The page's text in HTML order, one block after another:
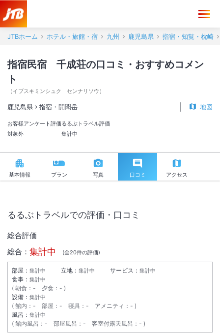
JTBホーム ホテル・旅館・宿 九州 鹿児島県 指宿・知覧・枕崎
指宿民宿 千成荘の口コミ・おすすめコメン
ト
（ イブスキミンシュク センナリソウ ）
鹿児島県 指宿・開聞岳 地図
お客様アンケート評価
対象外
るるぶトラベル評価
集計中
基本情報 プラン 写真 口コミ アクセス
るるぶトラベルでの評価・口コミ
総合評価
総合： 集計中 (全20件の評価)
部屋： 集計中 立地： 集計中 サービス： 集計中
食事： 集計中
朝食 ： - 夕食 ： -
設備： 集計中
館内 ： - 部屋 ： - 寝具 ： - アメニティ ： -
風呂： 集計中
館内風呂 ： - 部屋風呂 ： - 客室付露天風呂 ： -